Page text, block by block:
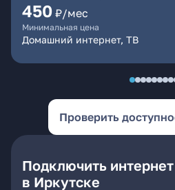
450 ₽/мес
Минимальная цена
Домашний интернет, ТВ
Проверить
Подключить
в Иркутске